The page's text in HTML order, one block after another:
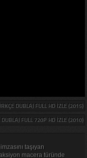
DUBLAJ FULL HD IZLE (2015)
FULL 720P HD IZLE (2010)
taşıyan
macera türünde